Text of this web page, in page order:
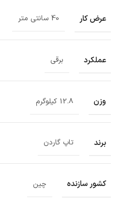
عرض کار 40 سانتی متر
عملکرد برقی
وزن 12.8 کیلوگرم
برند تاپ گاردن
کشور سازنده چین